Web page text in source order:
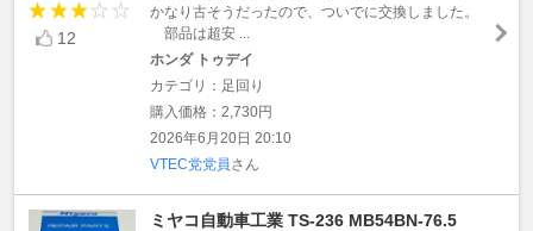
12
かなり古そうだったので、ついでに交換しました。
部品は超安 ...
ホンダ トゥデイ
カテゴリ：足回り
購入価格：2,730円
2026年6月20日 20:10
VTEC党党員さん
ミヤコ自動車工業 TS-236 MB54BN-76.5